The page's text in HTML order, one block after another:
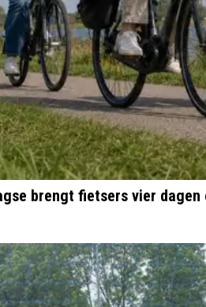
brengt fietsers vier dagen